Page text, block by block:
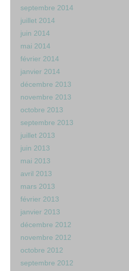
septembre 2014
juillet 2014
juin 2014
mai 2014
février 2014
janvier 2014
décembre 2013
novembre 2013
octobre 2013
septembre 2013
juillet 2013
juin 2013
mai 2013
avril 2013
mars 2013
février 2013
janvier 2013
décembre 2012
novembre 2012
octobre 2012
septembre 2012